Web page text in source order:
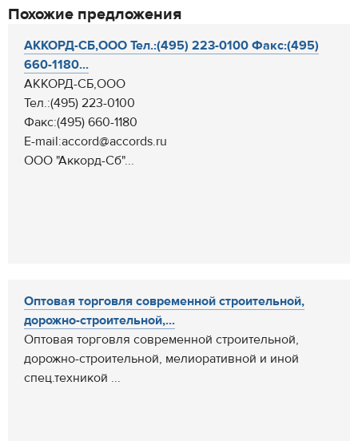
Похожие предложения
АККОРД-СБ,ООО Тел.:(495) 223-0100 Факс:(495)
660-1180...
АККОРД-СБ,ООО
Тел.:(495) 223-0100
Факс:(495) 660-1180
E-mail:accord@accords.ru
ООО "Аккорд-Сб"...
Оптовая торговля современной строительной,
дорожно-строительной,...
Оптовая торговля современной строительной,
дорожно-строительной, мелиоративной и иной
спец.техникой ...